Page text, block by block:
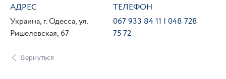
АДРЕС
Украина, г. Одесса, ул.
Ришелевская, 67
ТЕЛЕФОН
067 933 84 11 | 048 728
75 72
Вернуться